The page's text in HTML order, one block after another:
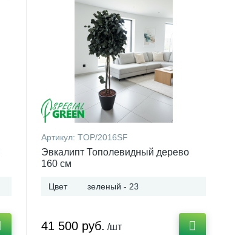
Артикул: TOP/2016SF
Эвкалипт Тополевидный дерево
160 см
Цвет зеленый - 23
41 500 руб. /шт